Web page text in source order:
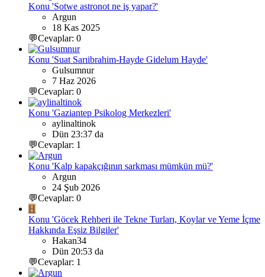
Konu 'Sotwe astronot ne iş yapar?'
Argun
18 Kas 2025
💬Cevaplar: 0
Konu 'Suat Sarıibrahim-Hayde Gidelum Hayde'
Gulsumnur
7 Haz 2026
💬Cevaplar: 0
Konu 'Gaziantep Psikolog Merkezleri'
aylinaltinok
Dün 23:37 da
💬Cevaplar: 1
Konu 'Kalp kapakçığının sarkması mümkün mü?'
Argun
24 Şub 2026
💬Cevaplar: 0
H
Konu 'Göcek Rehberi ile Tekne Turları, Koylar ve Yeme İçme
Hakkında Eşsiz Bilgiler'
Hakan34
Dün 20:53 da
💬Cevaplar: 1